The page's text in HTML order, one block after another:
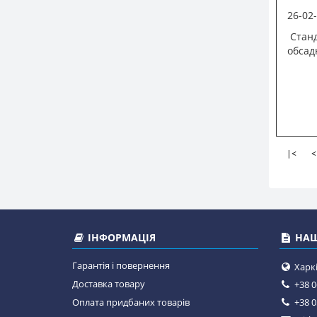
26-
|< <
ІНФОРМАЦІЯ
Гарантія і повернення
Доставка товару
Оплата придбаних товарів
+38
+38